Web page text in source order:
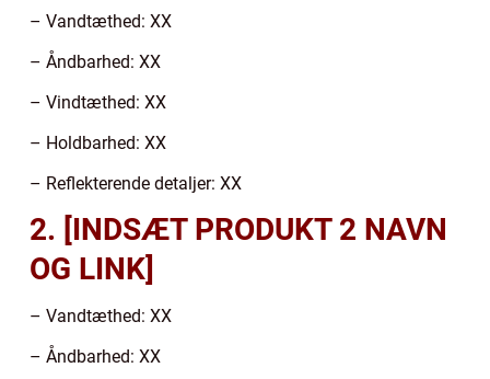
– Vandtæthed: XX
– Åndbarhed: XX
– Vindtæthed: XX
– Holdbarhed: XX
– Reflekterende detaljer: XX
2. [INDSÆT PRODUKT 2 NAVN
OG LINK]
– Vandtæthed: XX
– Åndbarhed: XX